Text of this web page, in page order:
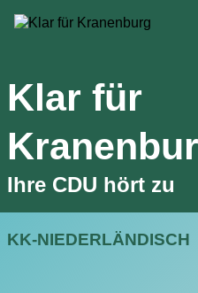
Klar für
Ihre CDU hört zu
KK-NIEDERLÄNDISCH